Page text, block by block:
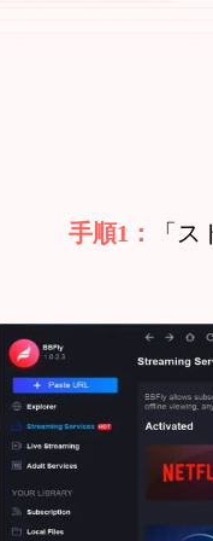
手順1： 「